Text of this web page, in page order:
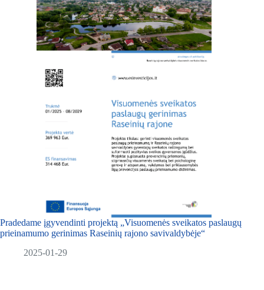
Pradedame įgyvendinti projektą „Visuomenės sveikatos paslaugų
prieinamumo gerinimas Raseinių rajono savivaldybėje“
2025-01-29